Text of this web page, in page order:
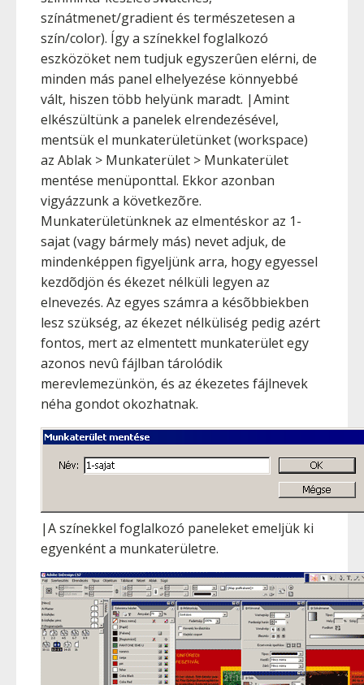
színátmenet/gradient és természetesen a
szín/color). Így a színekkel foglalkozó
eszközöket nem tudjuk egyszerûen elérni, de
minden más panel elhelyezése könnyebbé
vált, hiszen több helyünk maradt. |Amint
elkészültünk a panelek elrendezésével,
mentsük el munkaterületünket (workspace)
az Ablak > Munkaterület > Munkaterület
mentése menüponttal. Ekkor azonban
vigyázzunk a következõre.
Munkaterületünknek az elmentéskor az 1-
sajat (vagy bármely más) nevet adjuk, de
mindenképpen figyeljünk arra, hogy egyessel
kezdõdjön és ékezet nélküli legyen az
elnevezés. Az egyes számra a késõbbiekben
lesz szükség, az ékezet nélküliség pedig azért
fontos, mert az elmentett munkaterület egy
azonos nevû fájlban tárolódik
merevlemezünkön, és az ékezetes fájlnevek
néha gondot okozhatnak.
|A színekkel foglalkozó paneleket emeljük ki
egyenként a munkaterületre.